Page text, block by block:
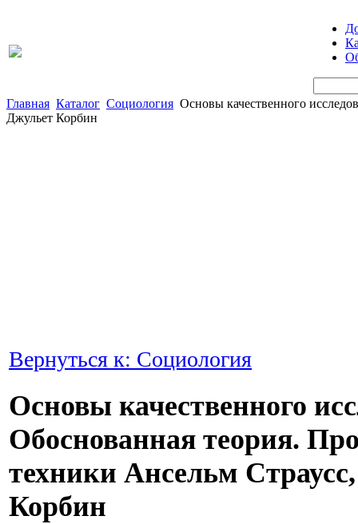
Главная Каталог Социология Основы качественного
Джульет Корбин
Вернуться к: Социология
Основы качественного
Обоснованная теория.
техники Ансельм
Корбин